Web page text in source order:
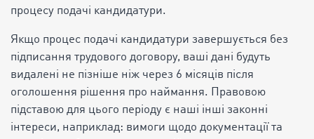
процесу подачі кандидатури.
Якщо процес подачі кандидатури завершується без
підписання трудового договору, ваші дані будуть
видалені не пізніше ніж через 6 місяців після
оголошення рішення про наймання. Правовою
підставою для цього періоду є наші інші законні
інтереси, наприклад: вимоги щодо документації та